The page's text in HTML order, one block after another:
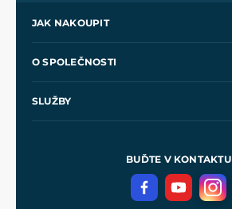
JAK NAKOUPIT
Velkoobchod
O SPOLEČNOSTI
SLUŽBY
Meče pro Kingdom Come
BUĎTE V KONTAKTU